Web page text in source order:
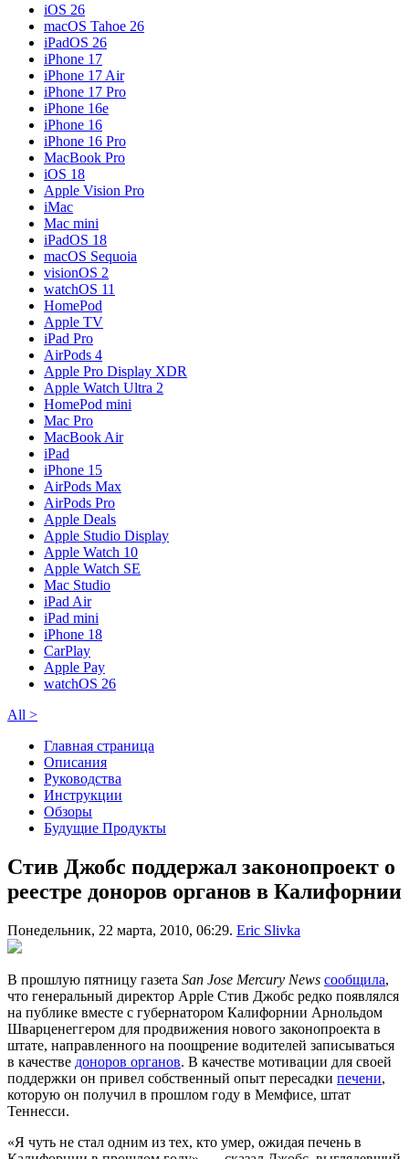
iOS 26
macOS Tahoe 26
iPadOS 26
iPhone 17
iPhone 17 Air
iPhone 17 Pro
iPhone 16e
iPhone 16
iPhone 16 Pro
MacBook Pro
iOS 18
Apple Vision Pro
iMac
Mac mini
iPadOS 18
macOS Sequoia
visionOS 2
watchOS 11
HomePod
Apple TV
iPad Pro
AirPods 4
Apple Pro Display XDR
Apple Watch Ultra 2
HomePod mini
Mac Pro
MacBook Air
iPad
iPhone 15
AirPods Max
AirPods Pro
Apple Deals
Apple Studio Display
Apple Watch 10
Apple Watch SE
Mac Studio
iPad Air
iPad mini
iPhone 18
CarPlay
Apple Pay
watchOS 26
All >
Главная страница
Описания
Руководства
Инструкции
Обзоры
Будущие Продукты
Стив Джобс поддержал законопроект о
реестре доноров органов в Калифорнии
Понедельник, 22 марта, 2010, 06:29. Eric Slivka
В прошлую пятницу газета San Jose Mercury News сообщила,
что генеральный директор Apple Стив Джобс редко появлялся
на публике вместе с губернатором Калифорнии Арнольдом
Шварценеггером для продвижения нового законопроекта в
штате, направленного на поощрение водителей записываться
в качестве доноров органов. В качестве мотивации для своей
поддержки он привел собственный опыт пересадки печени,
которую он получил в прошлом году в Мемфисе, штат
Теннесси.
«Я чуть не стал одним из тех, кто умер, ожидая печень в